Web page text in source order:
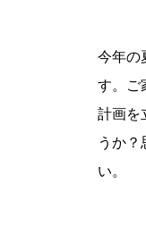
今年の
す。ご
計画を
うか？
い。